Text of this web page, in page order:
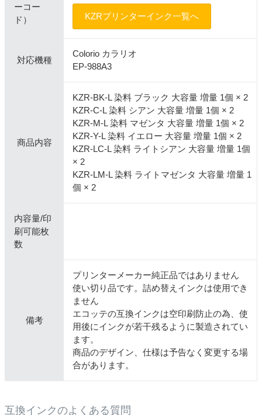
ーコー
ド）
KZRプリンターインク一覧へ
対応機種
Colorio カラリオ
EP-988A3
商品内容
KZR-BK-L 染料 ブラック 大容量 増量 1個 × 2
KZR-C-L 染料 シアン 大容量 増量 1個 × 2
KZR-M-L 染料 マゼンタ 大容量 増量 1個 × 2
KZR-Y-L 染料 イエロー 大容量 増量 1個 × 2
KZR-LC-L 染料 ライトシアン 大容量 増量 1個
× 2
KZR-LM-L 染料 ライトマゼンタ 大容量 増量 1
個 × 2
内容量/印
刷可能枚
数
備考
プリンターメーカー純正品ではありません
使い切り品です。詰め替えインクは使用でき
ません
エコッテの互換インクは空印刷防止の為、使
用後にインクが若干残るように製造されてい
ます。
商品のデザイン、仕様は予告なく変更する場
合があります。
互換インクのよくある質問